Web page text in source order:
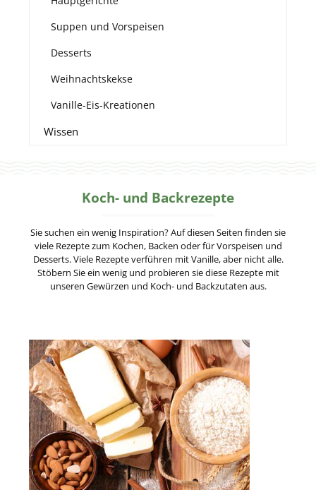
Suppen und Vorspeisen
Desserts
Weihnachtskekse
Vanille-Eis-Kreationen
Wissen
Koch- und Backrezepte
Sie suchen ein wenig Inspiration? Auf diesen Seiten finden sie
viele Rezepte zum Kochen, Backen oder für Vorspeisen und
Desserts. Viele Rezepte verführen mit Vanille, aber nicht alle.
Stöbern Sie ein wenig und probieren sie diese Rezepte mit
unseren Gewürzen und Koch- und Backzutaten aus.